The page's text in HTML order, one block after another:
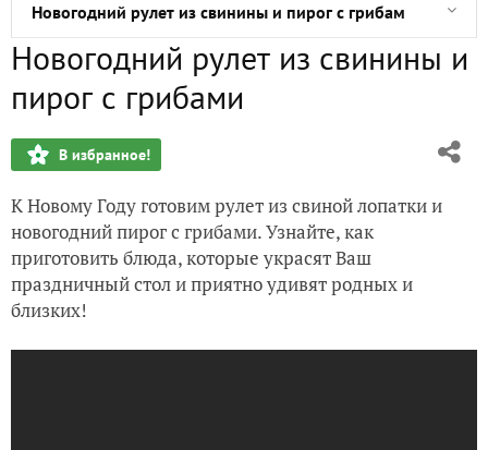
Новогодний рулет из свинины и пирог с грибами
Как не замерзнуть на даче в Новый Год? Газовый
Все о садовых злаках
Интересные элементы декора для вашего сада!
Какие цветы украсят ваш дом?
Как ухаживать за фикусами?
Новогодний рулет из свинины и
пирог с грибами
В избранное!
К Новому Году готовим рулет из свиной лопатки и
новогодний пирог с грибами. Узнайте, как
приготовить блюда, которые украсят Ваш
праздничный стол и приятно удивят родных и
близких!